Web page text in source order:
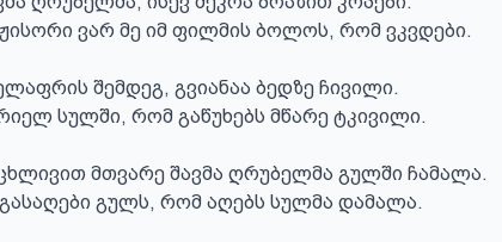
ვარ მე იმ ფილმის ბოლოს, რომ ვკვდები.
შემდეგ, გვიანაა ბედზე ჩივილი.
სულში, რომ გაწუხებს მწარე ტკივილი.
მთვარე შავმა ღრუბელმა გულში ჩამალა.
გულს, რომ აღებს სულმა დამალა.